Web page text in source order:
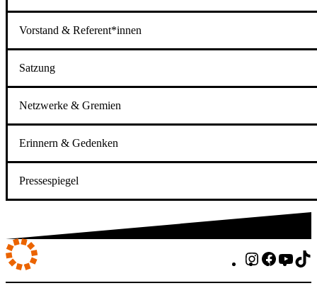
Vorstand & Referent*innen
Satzung
Netzwerke & Gremien
Erinnern & Gedenken
Pressespiegel
Instagram